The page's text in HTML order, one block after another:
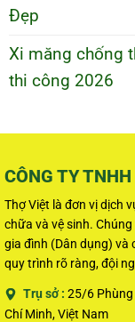
Đẹp
Xi măng chống
thi công 2026
CÔNG TY
Thợ Việt là đơn vị dịch
chữa và vệ sinh.
gia đình (Dân dụng) và
quy trình rõ ràng, đội
Trụ sở : 25/6 Phùng
Chí Minh, Việt Nam